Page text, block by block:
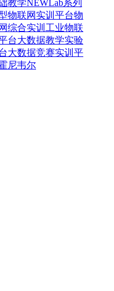
教学NEWLab系列
物联网实训平台物
综合实训 工业物联
台大数据教学实验
大数据竞赛实训平
尼韦尔